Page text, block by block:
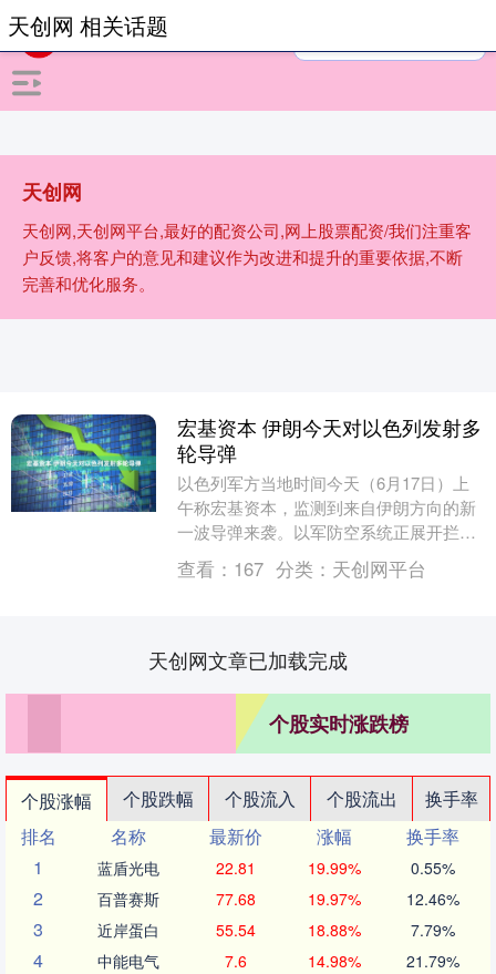
天创网
天创网,天创网平台,最好的配资公司,网上股票配资/我们注重客
户反馈,将客户的意见和建议作为改进和提升的重要依据,不断
完善和优化服务。
天创网 相关话题
宏基资本 伊朗今天对以色列发射多
轮导弹
以色列军方当地时间今天（6月17日）上
午称宏基资本，监测到来自伊朗方向的新
一波导弹来袭。以军防空系统正展开拦
截。 伊朗今天已向以色列发射多轮导
弹。....
查看： 167 分类： 天创网平台
天创网文章已加载完成
个股实时涨跌榜
个股涨幅 个股跌幅 个股流入 个股流出
换手率
排名
名称 最新价 涨幅
换手率
1
蓝盾光电 22.81 19.99% 0.55%
2 百普赛斯 77.68 19.97% 12.46%
3 近岸蛋白 55.54 18.88% 7.79%
4 中能电气 7.6 14.98% 21.79%